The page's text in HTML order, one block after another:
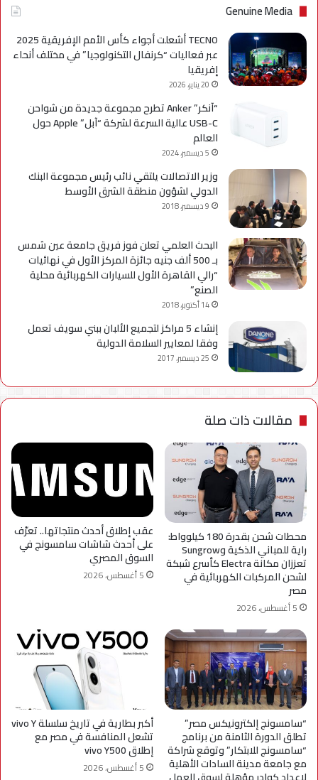
Genuine Media
TECNO أشعلت أجواء كأس الأمم الإفريقية 2025
عبر فعاليات “كرنفال التكنولوجيا” في مختلف أنحاء
إفريقيا
20 يناير، 2026
“آنكر” Anker تطرح مجموعة جديدة من شواحن
USB-C عالية السرعة لشركة “آبل” Apple حول
العالم
5 ديسمبر، 2024
وزير الاتصالات يلتقي نائب رئيس مجموعة البنك
الدولي لشؤون منطقة الشرق الأوسط
9 ديسمبر، 2018
البحث العلمي تعلن فوز فريق جامعة عين شمس
بـ 500 ألف جنيه جائزة المركز الأول في نهائيات
“رالي القاهرة الأول للسيارات الكهربائية محلية
الصنع”
14 أكتوبر، 2018
إنشاء 5 مراكز لتجميع الألبان ببني سويف تعمل
وفقا لمعايير السلامة الدولية
25 ديسمبر، 2017
مقالات ذات صلة
محطات شحن بقدرة 180 كيلوواط:
راية للمباني الذكية وSungrow
تعززان مكانة Electra كأسرع شبكة
لشحن المركبات الكهربائية في
مصر
5 أغسطس، 2026
عقب إطلاق أحدث منتجاتها.. تعرّف
على أحدث شاشات سامسونج في
السوق المصري
5 أغسطس، 2026
“سامسونج إلكترونيكس مصر”
تطلق الدورة الثامنة من برنامج
“سامسونج للابتكار” وتوقع شراكة
مع جامعة مدينة السادات الأهلية
أكبر بطارية في تاريخ سلسلة vivo Y
تشعل المنافسة في مصر مع
إطلاق vivo Y500
5 أغسطس، 2026